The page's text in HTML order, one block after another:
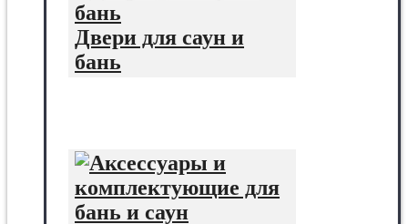
Двери для саун и
бань